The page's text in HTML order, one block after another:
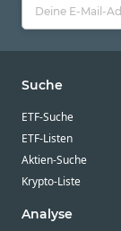
Suche
ETF-Suche
ETF-Listen
Aktien-Suche
Krypto-Liste
Analyse